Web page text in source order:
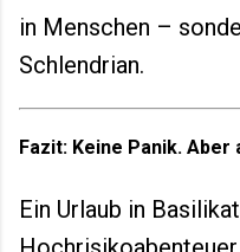
in Menschen –
Schlendrian.
Fazit: Keine Panik.
Ein Urlaub in